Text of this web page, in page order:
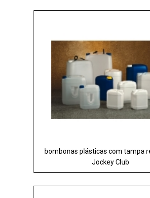
bombonas plásticas com tampa
Jockey Club